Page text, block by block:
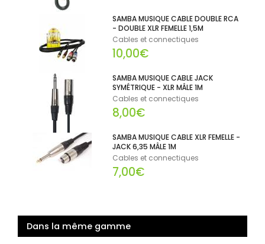
SAMBA MUSIQUE CABLE DOUBLE RCA
- DOUBLE XLR FEMELLE 1,5M
Cables et connectiques
10,00€
SAMBA MUSIQUE CABLE JACK
SYMÉTRIQUE - XLR MÂLE 1M
Cables et connectiques
8,00€
SAMBA MUSIQUE CABLE XLR FEMELLE -
JACK 6,35 MÂLE 1M
Cables et connectiques
7,00€
Dans la même gamme